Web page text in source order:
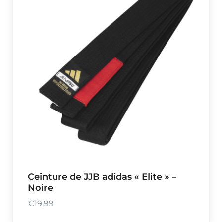
Ceinture de JJB adidas « Elite » –
Noire
€19,99